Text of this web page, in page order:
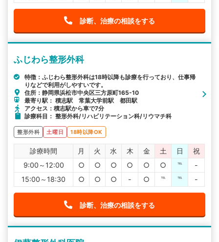
診断、治療の相談をする
ふじわら整形外科
特徴：ふじわら整形外科は18時以降も診療を行っており、仕事帰
りなどで利用がしやすいです。
住所：静岡県浜松市中央区三方原町165-10
最寄り駅： 積志駅 常葉大学前駅 都田駅
アクセス：積志駅から車で7分
診療科目： 整形外科/リハビリテーション科/リウマチ科
整形外科 土曜日 18時以降OK
診療時間 月 火 水 木 金 土 日
祝
9:00～12:00
○ ○ ○ ○ ○ ○ ℡
-
15:00～18:30
○ ○ ○ - ○ ℡ ℡ -
診断、治療の相談をする